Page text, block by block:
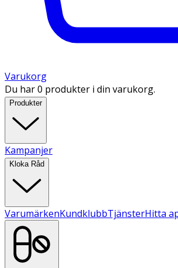
Varukorg
Du har 0 produkter i din varukorg.
Produkter
Kampanjer
Kloka Råd
VarumärkenKundklubbTjänsterHitta